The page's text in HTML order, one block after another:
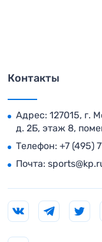
Контакты
Адрес: 127015, г.
д. 2Б, этаж 8,
Телефон: +7 (495)
Почта: